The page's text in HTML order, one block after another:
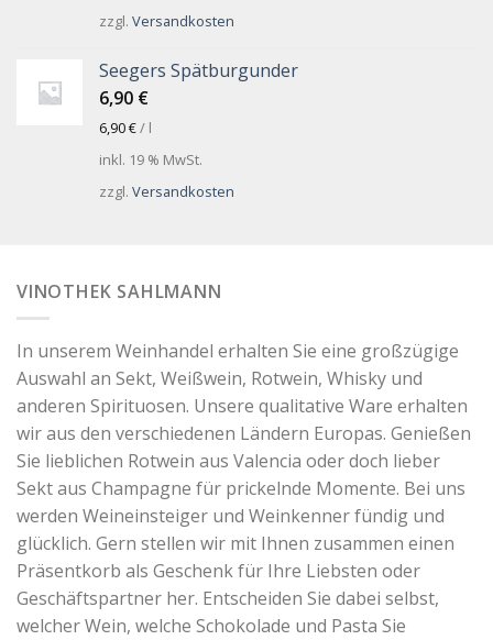
zzgl. Versandkosten
Seegers Spätburgunder
6,90 €
6,90€/ l
inkl. 19 % MwSt.
zzgl. Versandkosten
VINOTHEK SAHLMANN
In unserem Weinhandel erhalten Sie eine großzügige
Auswahl an Sekt, Weißwein, Rotwein, Whisky und
anderen Spirituosen. Unsere qualitative Ware erhalten
wir aus den verschiedenen Ländern Europas. Genießen
Sie lieblichen Rotwein aus Valencia oder doch lieber
Sekt aus Champagne für prickelnde Momente. Bei uns
werden Weineinsteiger und Weinkenner fündig und
glücklich. Gern stellen wir mit Ihnen zusammen einen
Präsentkorb als Geschenk für Ihre Liebsten oder
Geschäftspartner her. Entscheiden Sie dabei selbst,
welcher Wein, welche Schokolade und Pasta Sie